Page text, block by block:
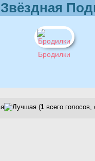
Звёздная
Бродилки
(1 всего